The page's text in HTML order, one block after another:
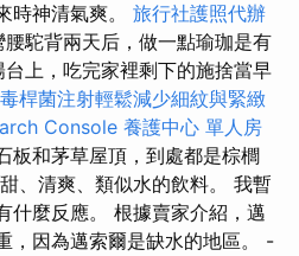
時神清氣爽。 旅行社護照代辦
腰駝背兩天后，做一點瑜珈是有
台上，吃完家裡剩下的施捨當早
桿菌注射輕鬆減少細紋與緊緻
Console 養護中心 單人房
板和茅草屋頂，到處都是棕櫚
、清爽、類似水的飲料。 我暫
什麼反應。 根據賣家介紹，邁
，因為邁索爾是缺水的地區。 -